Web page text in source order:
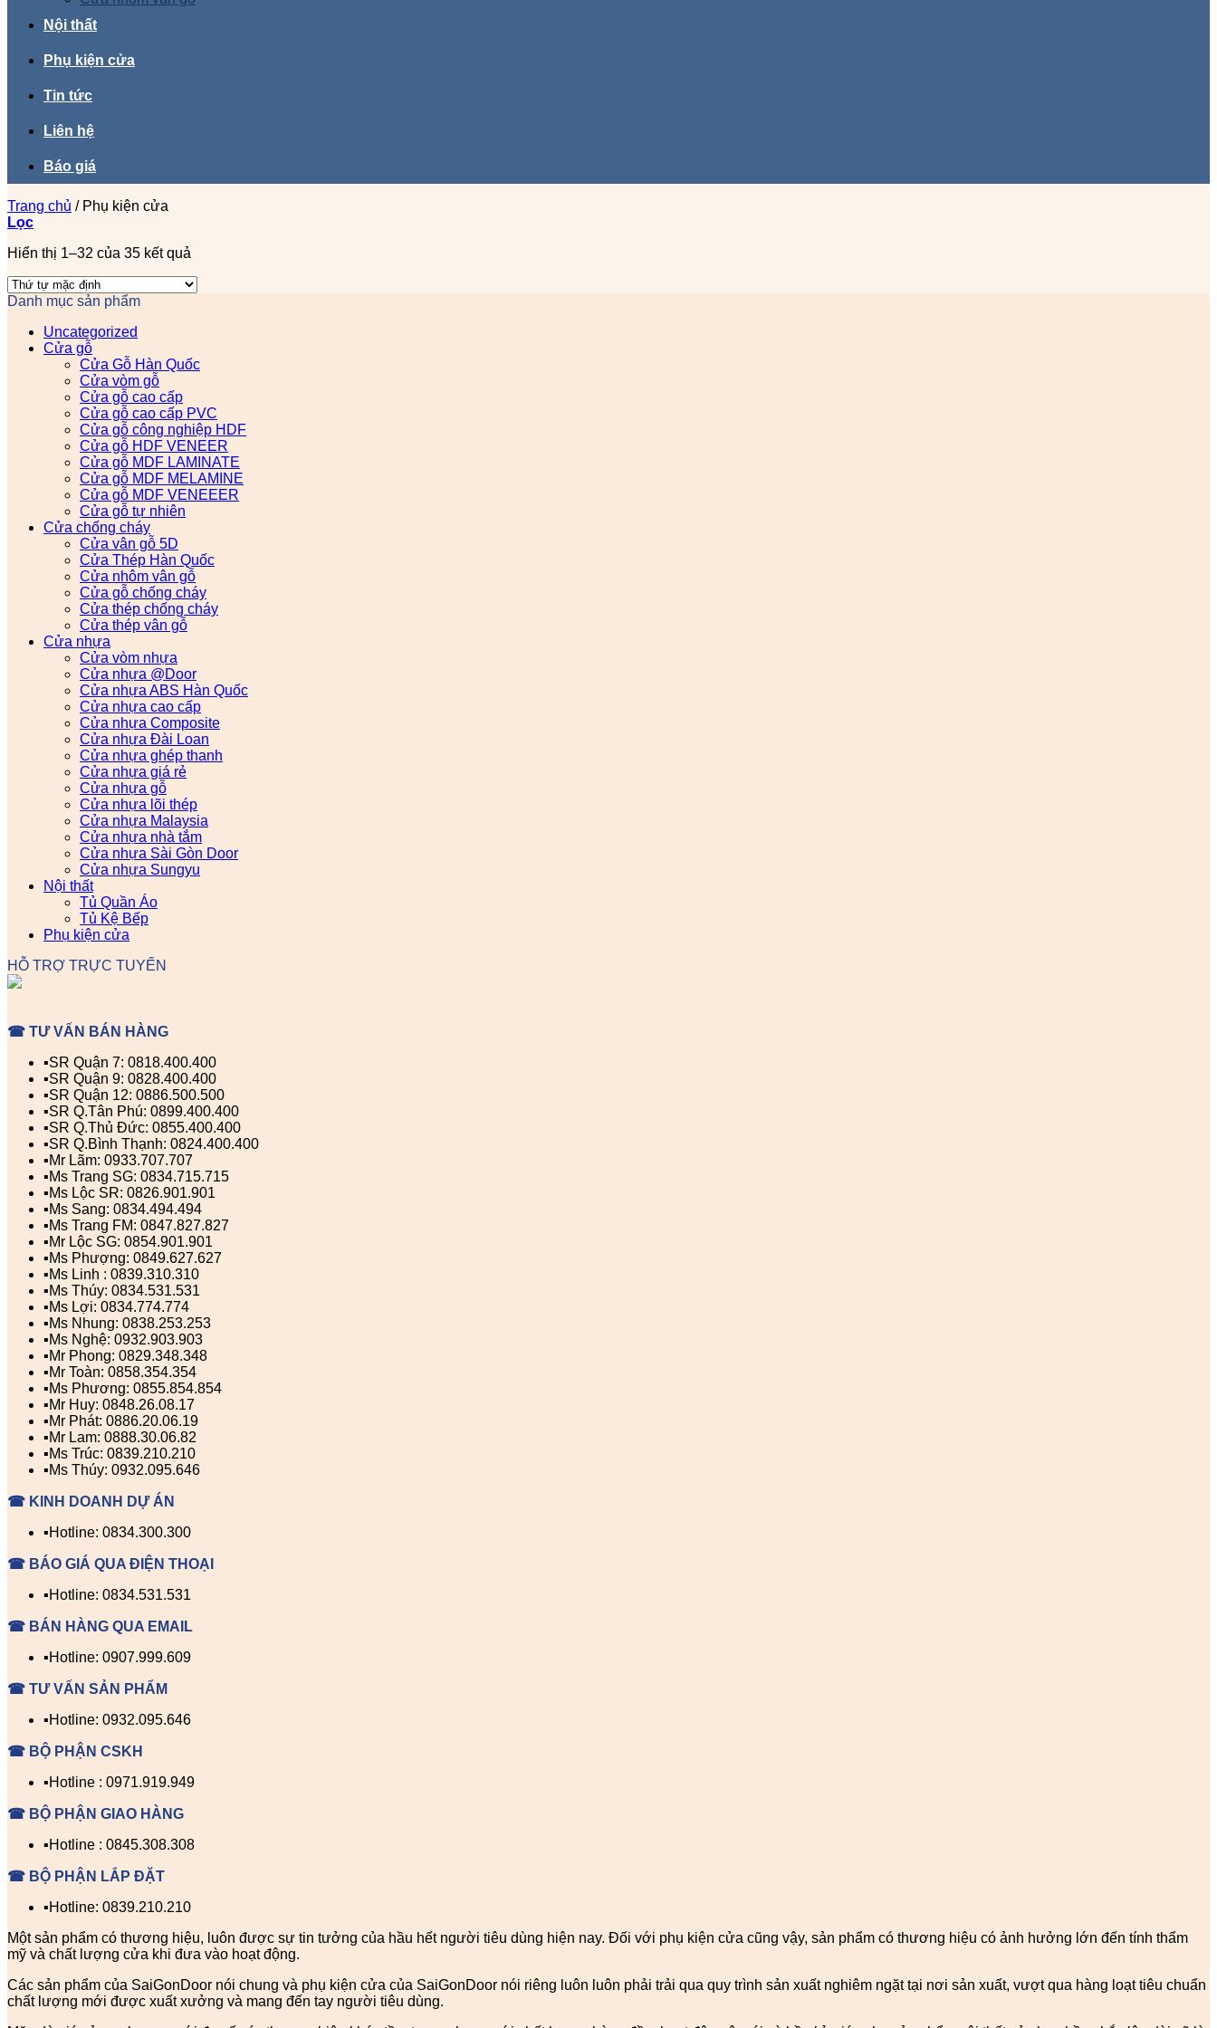
Nội thất
Phụ kiện cửa
Tin tức
Liên hệ
Báo giá
Trang chủ /Phụ kiện cửa
Lọc
Hiển thị 1–32 của 35 kết quả
Danh mục sản phẩm
Uncategorized
Cửa gỗ
Cửa Gỗ Hàn Quốc
Cửa vòm gỗ
Cửa gỗ cao cấp
Cửa gỗ cao cấp PVC
Cửa gỗ công nghiệp HDF
Cửa gỗ HDF VENEER
Cửa gỗ MDF LAMINATE
Cửa gỗ MDF MELAMINE
Cửa gỗ MDF VENEEER
Cửa gỗ tự nhiên
Cửa chống cháy
Cửa vân gỗ 5D
Cửa Thép Hàn Quốc
Cửa nhôm vân gỗ
Cửa gỗ chống cháy
Cửa thép chống cháy
Cửa thép vân gỗ
Cửa nhựa
Cửa vòm nhựa
Cửa nhựa @Door
Cửa nhựa ABS Hàn Quốc
Cửa nhựa cao cấp
Cửa nhựa Composite
Cửa nhựa Đài Loan
Cửa nhựa ghép thanh
Cửa nhựa giá rẻ
Cửa nhựa gỗ
Cửa nhựa lõi thép
Cửa nhựa Malaysia
Cửa nhựa nhà tắm
Cửa nhựa Sài Gòn Door
Cửa nhựa Sungyu
Nội thất
Tủ Quần Áo
Tủ Kệ Bếp
Phụ kiện cửa
HỖ TRỢ TRỰC TUYẾN
☎ TƯ VẤN BÁN HÀNG
▪️SR Quận 7: 0818.400.400
▪️SR Quận 9: 0828.400.400
▪️SR Quận 12: 0886.500.500
▪️SR Q.Tân Phú: 0899.400.400
▪️SR Q.Thủ Đức: 0855.400.400
▪️SR Q.Bình Thạnh: 0824.400.400
▪️Mr Lãm: 0933.707.707
▪️Ms Trang SG: 0834.715.715
▪️Ms Lộc SR: 0826.901.901
▪️Ms Sang: 0834.494.494
▪️Ms Trang FM: 0847.827.827
▪️Mr Lộc SG: 0854.901.901
▪️Ms Phượng: 0849.627.627
▪️Ms Linh : 0839.310.310
▪️Ms Thúy: 0834.531.531
▪️Ms Lợi: 0834.774.774
▪️Ms Nhung: 0838.253.253
▪️Ms Nghệ: 0932.903.903
▪️Mr Phong: 0829.348.348
▪️Mr Toàn: 0858.354.354
▪️Ms Phương: 0855.854.854
▪️Mr Huy: 0848.26.08.17
▪️Mr Phát: 0886.20.06.19
▪️Mr Lam: 0888.30.06.82
▪️Ms Trúc: 0839.210.210
▪️Ms Thúy: 0932.095.646
☎ KINH DOANH DỰ ÁN
▪️Hotline: 0834.300.300
☎ BÁO GIÁ QUA ĐIỆN THOẠI
▪️Hotline: 0834.531.531
☎ BÁN HÀNG QUA EMAIL
▪️Hotline: 0907.999.609
☎ TƯ VẤN SẢN PHẨM
▪️Hotline: 0932.095.646
☎ BỘ PHẬN CSKH
▪️Hotline : 0971.919.949
☎ BỘ PHẬN GIAO HÀNG
▪️Hotline : 0845.308.308
☎ BỘ PHẬN LẮP ĐẶT
▪️Hotline: 0839.210.210
Một sản phẩm có thương hiệu, luôn được sự tin tưởng của hầu hết người tiêu dùng hiện nay. Đối với phụ kiện cửa cũng vậy, sản phẩm có thương hiệu có ảnh hưởng lớn đến tính thẩm
mỹ và chất lượng cửa khi đưa vào hoạt động.
Các sản phẩm của SaiGonDoor nói chung và phụ kiện cửa của SaiGonDoor nói riêng luôn luôn phải trải qua quy trình sản xuất nghiêm ngặt tại nơi sản xuất, vượt qua hàng loạt tiêu chuẩn
chất lượng mới được xuất xưởng và mang đến tay người tiêu dùng.